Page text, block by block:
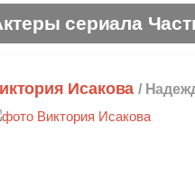
сериала
Исакова /